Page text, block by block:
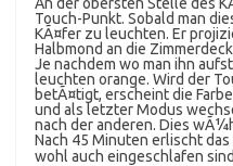
Touch-Punkt. Sobald man
KÃ¤fer zu leuchten. Er
Halbmond an die
Je nachdem wo man ihn
leuchten orange. Wird der
betÃ¤tigt, erscheint die
und als letzter Modus
nach der anderen. Dies
Nach 45 Minuten erlischt
wohl auch eingeschlafen